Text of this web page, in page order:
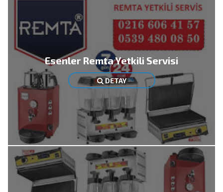
Esenler Remta Yetkili Servisi
DETAY